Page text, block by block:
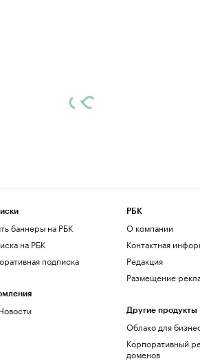
баннеры на РБК
на РБК
подписка
РБК
О компании
Контактная
Редакция
Размещение
Другие продукты
Облако для
Корпоративный
доменов